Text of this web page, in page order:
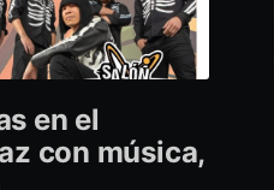
en el
con música,